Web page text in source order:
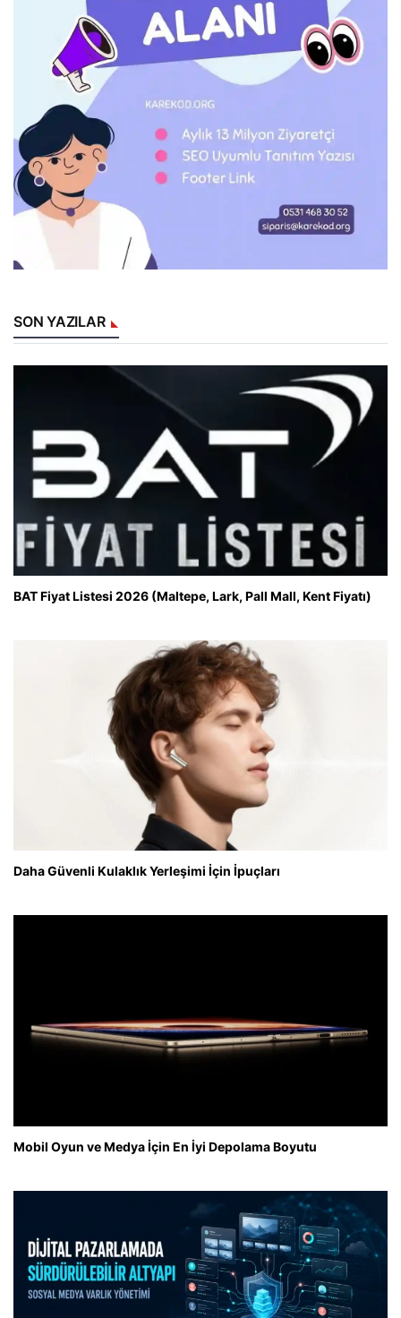
SON YAZILAR
BAT Fiyat Listesi 2026 (Maltepe, Lark, Pall Mall, Kent Fiyatı)
Daha Güvenli Kulaklık Yerleşimi İçin İpuçları
Mobil Oyun ve Medya İçin En İyi Depolama Boyutu